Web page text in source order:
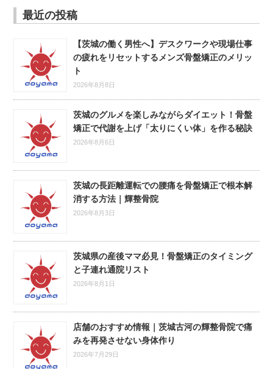
最近の投稿
【茨城の働く男性へ】デスクワークや現場仕事
の疲れをリセットするメンズ骨盤矯正のメリッ
ト
2026年8月8日
茨城のグルメを楽しみながらダイエット！骨盤
矯正で代謝を上げ「太りにくい体」を作る秘訣
2026年8月6日
茨城の長距離運転での腰痛を骨盤矯正で根本解
消する方法｜輝整骨院
2026年8月3日
茨城県の産後ママ必見！骨盤矯正のタイミング
と子連れ通院リスト
2026年8月1日
店舗のおすすめ情報｜茨城古河の輝整骨院で痛
みを再発させない身体作り
2026年7月29日